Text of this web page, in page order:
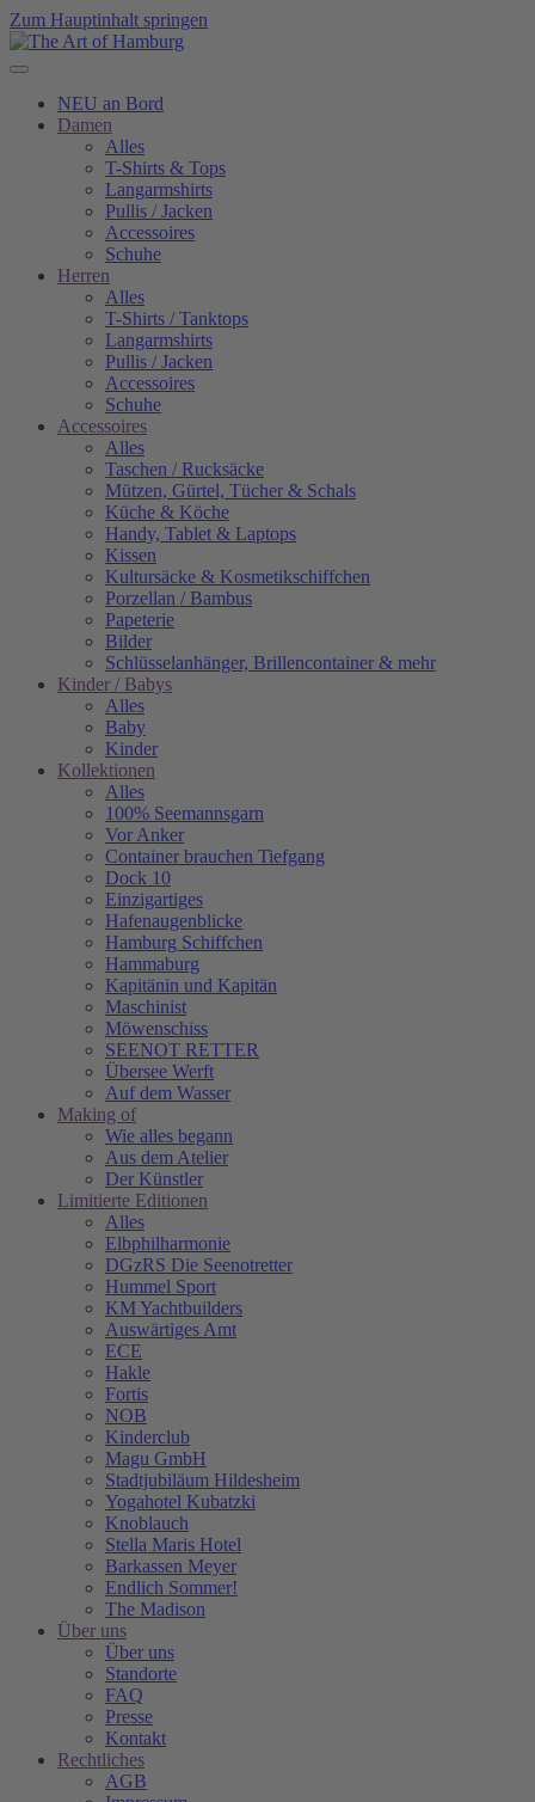
Zum Hauptinhalt springen
NEU an Bord
Damen
Alles
T-Shirts & Tops
Langarmshirts
Pullis / Jacken
Accessoires
Schuhe
Herren
Alles
T-Shirts / Tanktops
Langarmshirts
Pullis / Jacken
Accessoires
Schuhe
Accessoires
Alles
Taschen / Rucksäcke
Mützen, Gürtel, Tücher & Schals
Küche & Köche
Handy, Tablet & Laptops
Kissen
Kultursäcke & Kosmetikschiffchen
Porzellan / Bambus
Papeterie
Bilder
Schlüsselanhänger, Brillencontainer & mehr
Kinder / Babys
Alles
Baby
Kinder
Kollektionen
Alles
100% Seemannsgarn
Vor Anker
Container brauchen Tiefgang
Dock 10
Einzigartiges
Hafenaugen­blicke
Hamburg Schiffchen
Hammaburg
Kapitänin und Kapitän
Maschinist
Möwenschiss
SEENOT RETTER
Übersee Werft
Auf dem Wasser
Making of
Wie alles begann
Aus dem Atelier
Der Künstler
Limitierte Editionen
Alles
Elbphilharmonie
DGzRS Die Seenotretter
Hummel Sport
KM Yachtbuilders
Auswärtiges Amt
ECE
Hakle
Fortis
NOB
Kinderclub
Magu GmbH
Stadtjubiläum Hildesheim
Yogahotel Kubatzki
Knoblauch
Stella Maris Hotel
Barkassen Meyer
Endlich Sommer!
The Madison
Über uns
Über uns
Standorte
FAQ
Presse
Kontakt
Rechtliches
AGB